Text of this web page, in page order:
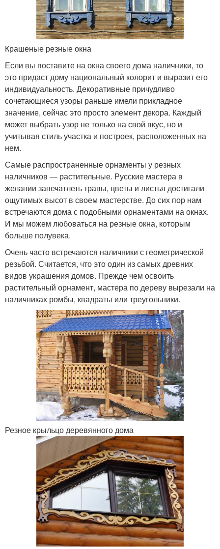
Крашеные резные окна
Если вы поставите на окна своего дома наличники, то
это придаст дому национальный колорит и выразит его
индивидуальность. Декоративные причудливо
сочетающиеся узоры раньше имели прикладное
значение, сейчас это просто элемент декора. Каждый
может выбрать узор не только на свой вкус, но и
учитывая стиль участка и построек, расположенных на
нем.
Самые распространенные орнаменты у резных
наличников — растительные. Русские мастера в
желании запечатлеть травы, цветы и листья достигали
ощутимых высот в своем мастерстве. До сих пор нам
встречаются дома с подобными орнаментами на окнах.
И мы можем любоваться на резные окна, которым
больше полувека.
Очень часто встречаются наличники с геометрической
резьбой. Считается, что это один из самых древних
видов украшения домов. Прежде чем освоить
растительный орнамент, мастера по дереву вырезали на
наличниках ромбы, квадраты или треугольники.
Резное крыльцо деревянного дома